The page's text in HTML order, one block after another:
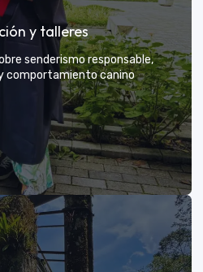
nos encargamos de
exclusiva
y talleres
senderismo responsable,
comportamiento canino